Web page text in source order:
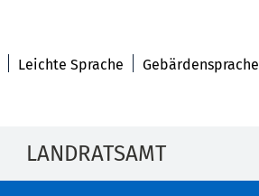
Leichte Sprache Gebärdensprache
LANDRATSAMT